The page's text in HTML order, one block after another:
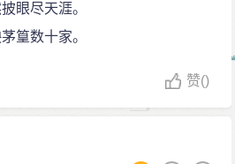
眼尽天涯。
篁数十家。
赞()